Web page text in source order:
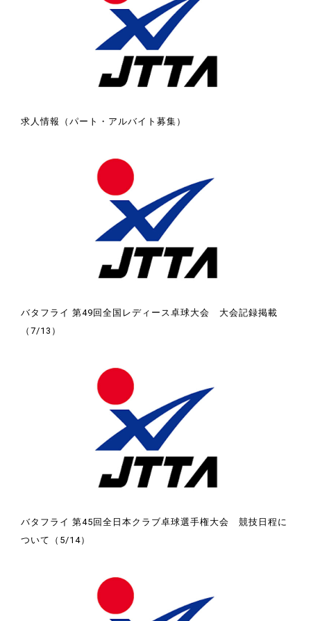
求人情報（パート・アルバイト募集）
バタフライ 第49回全国レディース卓球大会 大会記録掲載
（7/13）
バタフライ 第45回全日本クラブ卓球選手権大会 競技日程に
ついて（5/14）